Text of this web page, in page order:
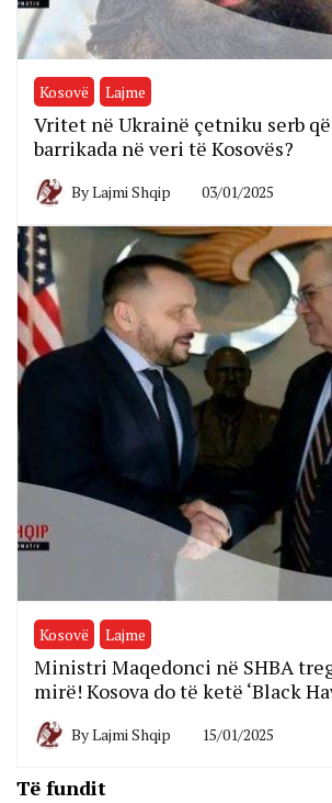
Kosovë Lajme
Vritet në Ukrainë çetniku serb
barrikada në veri të Kosovës?
ByLajmi Shqip 03/01/2025
Kosovë Lajme
Ministri Maqedonci në SHBA
mirë! Kosova do të ketë ‘Black
ByLajmi Shqip 15/01/2025
Të fundit